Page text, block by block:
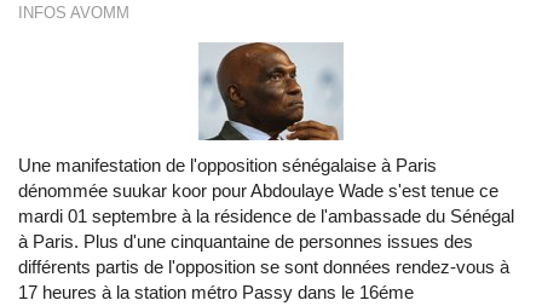
INFOS AVOMM
Une manifestation de l'opposition sénégalaise à Paris
dénommée suukar koor pour Abdoulaye Wade s'est tenue ce
mardi 01 septembre à la résidence de l'ambassade du Sénégal
à Paris. Plus d'une cinquantaine de personnes issues des
différents partis de l'opposition se sont données rendez-vous à
17 heures à la station métro Passy dans le 16éme